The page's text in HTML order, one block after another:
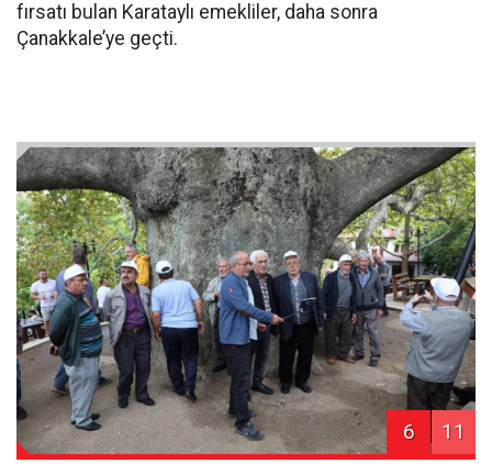
fırsatı bulan Karataylı emekliler, daha sonra
Çanakkale’ye geçti.
6 11